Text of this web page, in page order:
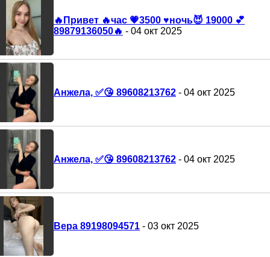
🔥Привет 🔥час 💗3500 ♥️ночь😈 19000 💕
89879136050🔥 - 04 окт 2025
Анжела, ✅😘 89608213762 - 04 окт 2025
Анжела, ✅😘 89608213762 - 04 окт 2025
Вера 89198094571 - 03 окт 2025